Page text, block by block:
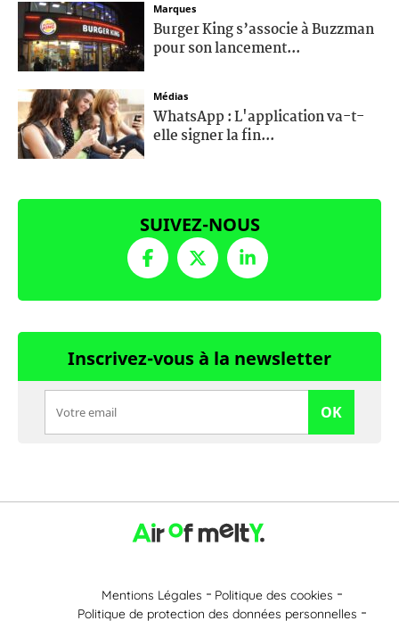
Marques
Burger King s’associe à Buzzman
pour son lancement...
Médias
WhatsApp : L'application va-t-
elle signer la fin...
SUIVEZ-NOUS
Inscrivez-vous à la newsletter
OK
Mentions Légales
Politique des cookies
Politique de protection des données personnelles